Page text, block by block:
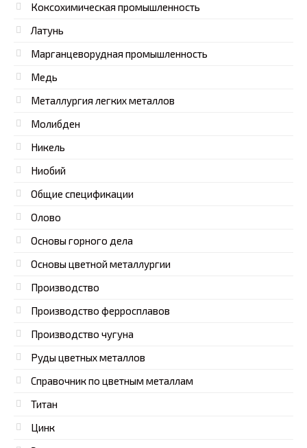
Коксохимическая промышленность
Латунь
Марганцеворудная промышленность
Медь
Металлургия легких металлов
Молибден
Никель
Ниобий
Общие спецификации
Олово
Основы горного дела
Основы цветной металлургии
Производство
Производство ферросплавов
Производство чугуна
Руды цветных металлов
Справочник по цветным металлам
Титан
Цинк